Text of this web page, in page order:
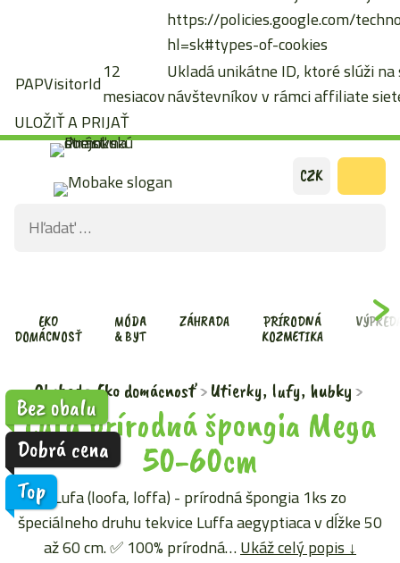
Preskočiť
obsah
EKO
DOMÁCNOSŤ
MÓDA
& BYT
ZÁHRADA
PRÍRODNÁ
KOZMETIKA
Hľadať:
CZK
Obchod Eko domácnosť Utierky, lufy, hubky
Lufa prírodná špongia Mega
50-60cm
Lufa (loofa, loffa) - prírodná špongia 1ks zo
špeciálneho druhu tekvice Luffa aegyptiaca v dĺžke 50
až 60 cm. ✅ 100% prírodná…Ukáž celý popis ↓
Bez obalu
Dobrá cena
Top
https://policies.google.com/
hl=sk#types-of-cookies
PAPVisitorId12
mesiacov
Ukladá unikátne ID, ktoré slúži
návštevníkov v rámci affiliate
ULOŽIŤ A PRIJAŤ